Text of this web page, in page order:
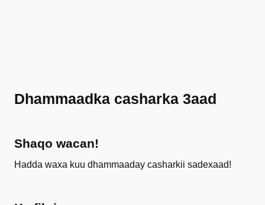
Dhammaadka casharka 3aad
Shaqo wacan!
Hadda waxa kuu dhammaaday casharkii sadexaad!